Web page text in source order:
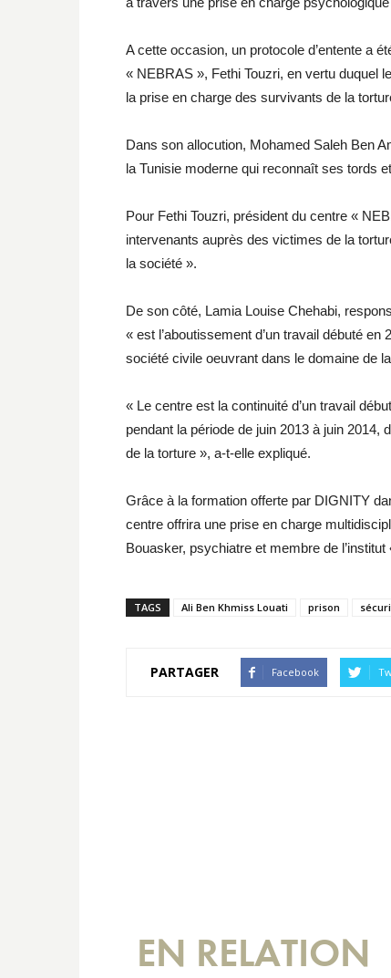
A cette occasion, un protocole d’entente a
« NEBRAS », Fethi Touzri, en vertu duquel
la prise en charge des survivants de la
Dans son allocution, Mohamed Saleh Ben
la Tunisie moderne qui reconnaît ses tords
Pour Fethi Touzri, président du centre «
intervenants auprès des victimes de la
la société ».
De son côté, Lamia Louise Chehabi,
« est l’aboutissement d’un travail débuté
société civile oeuvrant dans le domaine de
« Le centre est la continuité d’un travail
pendant la période de juin 2013 à juin 2014,
de la torture », a-t-elle expliqué.
Grâce à la formation offerte par DIGNITY
centre offrira une prise en charge
Bouasker, psychiatre et membre de
TAGS Ali Ben Khmiss Louati prison
PARTAGER Facebook
EN RELATION